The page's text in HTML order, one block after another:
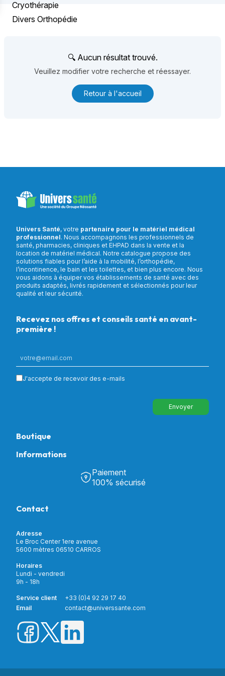
Cryothérapie
Divers Orthopédie
🔍 Aucun résultat trouvé.
Veuillez modifier votre recherche et réessayer.
Retour à l'accueil
Univers Santé, votre partenaire pour le matériel médical
professionnel. Nous accompagnons les professionnels de
santé, pharmacies, cliniques et EHPAD dans la vente et la
location de matériel médical. Notre catalogue propose des
solutions fiables pour l’aide à la mobilité, l’orthopédie,
l’incontinence, le bain et les toilettes, et bien plus encore. Nous
vous aidons à équiper vos établissements de santé avec des
produits adaptés, livrés rapidement et sélectionnés pour leur
qualité et leur sécurité.
Recevez nos offres et conseils santé en avant-
première !
J'accepte de recevoir des e-mails
Envoyer
Boutique
Puériculture
Incontinence
Soins & Diagnostic
Aide à la mobilité
Matériel de location
Nouveautés
Promotions
Prix barrés
Informations
Découvrir Univers Santé
Notre catalogue
Mon compte
Livraison et paiement
Paiement
100% sécurisé
Contact
Adresse
Le Broc Center 1ere avenue
5600 mètres 06510 CARROS
Horaires
Lundi - vendredi
9h - 18h
Service client
+33 (0)4 92 29 17 40
Email
contact@universsante.com